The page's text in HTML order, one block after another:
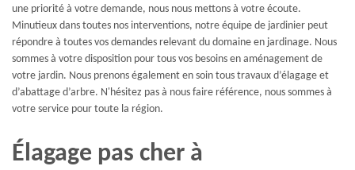
une priorité à votre demande, nous nous mettons à votre écoute.
Minutieux dans toutes nos interventions, notre équipe de jardinier peut
répondre à toutes vos demandes relevant du domaine en jardinage. Nous
sommes à votre disposition pour tous vos besoins en aménagement de
votre jardin. Nous prenons également en soin tous travaux d’élagage et
d’abattage d’arbre. N'hésitez pas à nous faire référence, nous sommes à
votre service pour toute la région.
Élagage pas cher à